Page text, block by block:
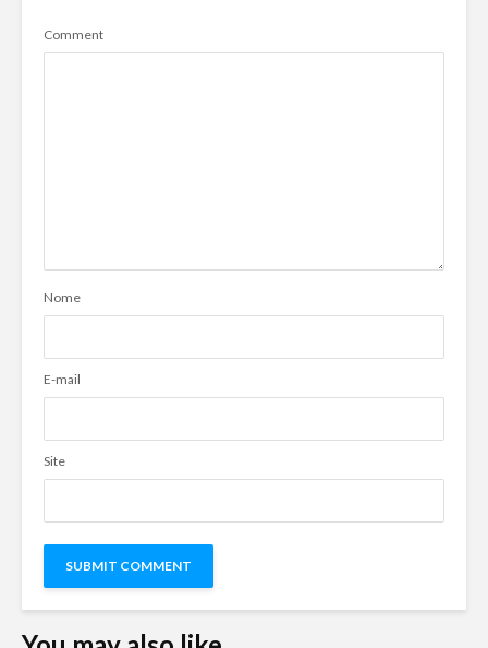
Comment
Nome
E-mail
Site